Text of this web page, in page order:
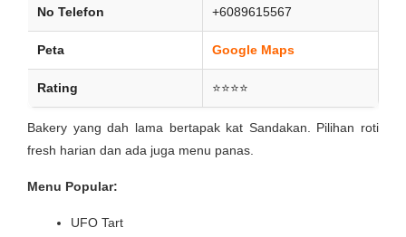
No Telefon +6089615567
Peta Google Maps
Rating ⭐⭐⭐⭐
Bakery yang dah lama bertapak kat Sandakan. Pilihan roti
fresh harian dan ada juga menu panas.
Menu Popular:
UFO Tart